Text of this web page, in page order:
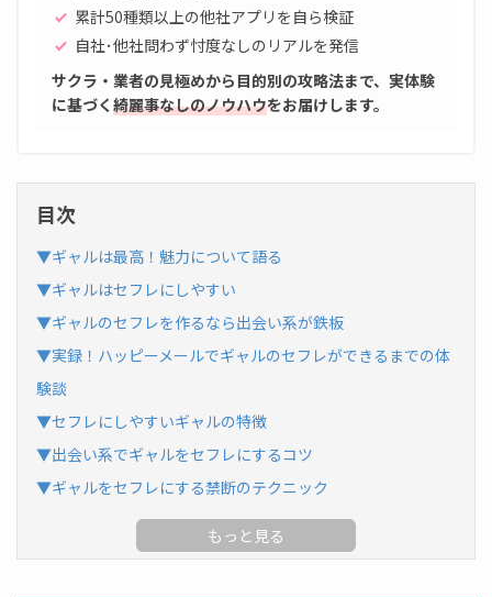
累計50種類以上の他社アプリを自ら検証
自社･他社問わず忖度なしのリアルを発信
サクラ・業者の見極めから目的別の攻略法まで、実体験
に基づく 綺麗事なしのノウハウをお届けします。
目次
▼ギャルは最高！魅力について語る
▼ギャルはセフレにしやすい
▼ギャルのセフレを作るなら出会い系が鉄板
▼実録！ハッピーメールでギャルのセフレができるまでの体
験談
▼セフレにしやすいギャルの特徴
▼出会い系でギャルをセフレにするコツ
▼ギャルをセフレにする禁断のテクニック